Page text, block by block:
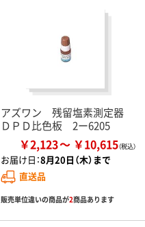
アズワン 残留塩素測定器
ＤＰＤ比色板 2ー6205
￥2,123 ￥10,615
お届け日：8月20日（木）まで
直送品
販売単位違いの商品が2商品あります